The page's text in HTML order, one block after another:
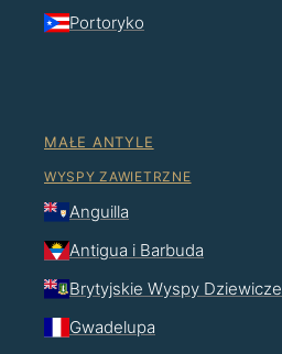
Portoryko
MAŁE ANTYLE
WYSPY ZAWIETRZNE
Anguilla
Antigua i Barbuda
Brytyjskie Wyspy Dziewicze
Gwadelupa